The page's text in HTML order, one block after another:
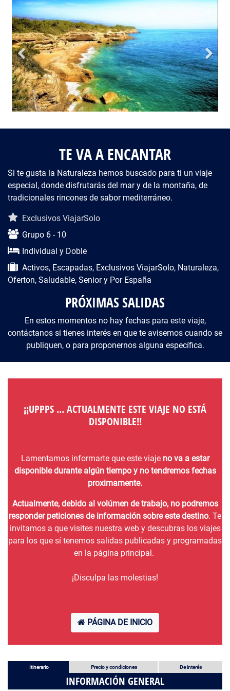
TE VA A ENCANTAR
Si te gusta la Naturaleza hemos buscado para ti un viaje
especial, donde disfrutarás del mar y de la montaña, de
tradicionales rincones de sabor mediterráneo.
Descripción del viaje
Exclusivos ViajarSolo
Grupo 6 - 10
Individual y Doble
Activos, Escapadas, Exclusivos ViajarSolo, Naturaleza,
Oferton, Saludable, Senior y Por España
PRÓXIMAS SALIDAS
En estos momentos no hay fechas para este viaje,
contáctanos si tienes interés en que te avisemos cuando se
publiquen, o para proponernos alguna específica.
¡¡UPPPS ... ACTUALMENTE ESTE VIAJE NO ESTÁ
DISPONIBLE!!
Lamentamos informarte que este viaje no va a estar
disponible durante algún tiempo y no tendremos fechas
proximamente.
Actualmente, debido al volúmen de trabajo, no podremos
responder peticiones de información sobre este destino. Te
invitamos a que visites nuestra web y descubras los viajes
para los que sí tenemos salidas publicadas y programadas
en la página principal.
¡Disculpa las molestias!
PÁGINA DE INICIO
Itinerario Precio y condiciones De interés
INFORMACIÓN GENERAL